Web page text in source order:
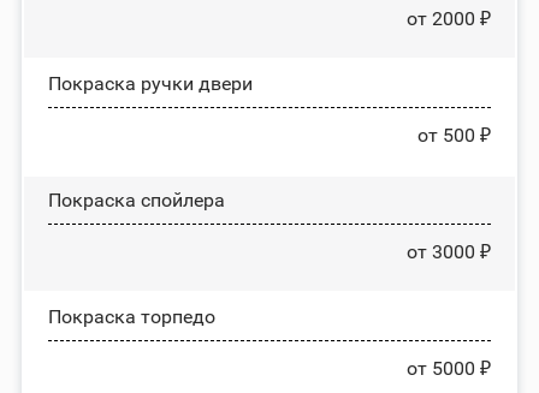
от 2000 ₽
Покраска ручки двери
от 500 ₽
Покраска спойлера
от 3000 ₽
Покраска торпедо
от 5000 ₽